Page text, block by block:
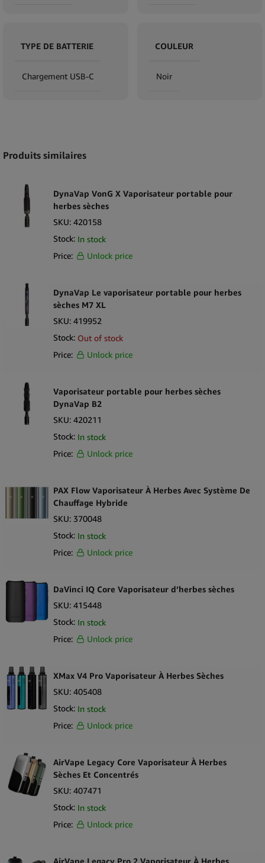
TYPE DE BATTERIE
Chargement USB-C
COULEUR
Noir
Produits similaires
DynaVap VonG X Vaporisateur portable pour
herbes sèches
SKU: 420158
Stock: In stock
Price:
Unlock price
DynaVap Le vaporisateur portable pour herbes
sèches M7 XL
SKU: 419952
Stock: Out of stock
Price:
Unlock price
Vaporisateur portable pour herbes sèches
DynaVap B2
SKU: 420211
Stock: In stock
Price:
Unlock price
PAX Flow Vaporisateur À Herbes Avec Système De
Chauffage Hybride
SKU: 370048
Stock: In stock
Price:
Unlock price
DaVinci IQ Core Vaporisateur d’herbes sèches
SKU: 415448
Stock: In stock
Price:
Unlock price
XMax V4 Pro Vaporisateur À Herbes Sèches
SKU: 405408
Stock: In stock
Price:
Unlock price
AirVape Legacy Core Vaporisateur À Herbes
Sèches Et Concentrés
SKU: 407471
Stock: In stock
Price:
Unlock price
AirVape Legacy Pro 2 Vaporisateur À Herbes